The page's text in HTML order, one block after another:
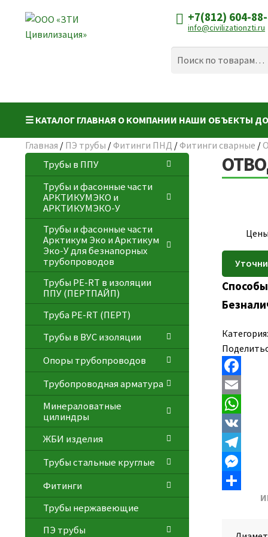
Перейти
к
Перейти
к
+7(812) 604-
info@civilizationzti.ru
☰ КАТАЛОГ ГЛАВНАЯ О КОМПАНИИ НАШИ ОБЪЕКТЫ
Главная / ПЭ трубы /Фитинги ПНД /Фитинги сварные /
Категория:
F
a
c
e
b
o
E
m
a
W
h
a
V
K
T
eM
Трубы в ППУ
Трубы и фасонные части
АРКТИКУМЭКО и
АРКТИКУМЭКО-У
Трубы и фасонные части
Арктикум Эко и Арктикум
Эко-У для безнапорных
трубопроводов
Трубы PE-RT в изоляции
ППУ (ПЕРТПАЙП)
⁠Трубa PE-RT (ПЕРТ)
Трубы в ВУС изоляции
Опоры трубопроводов
Трубопроводная арматура
Минераловатные
цилиндры
ЖБИ изделия
Трубы стальные круглые
Фитинги
Трубы нержавеющие
ПЭ трубы